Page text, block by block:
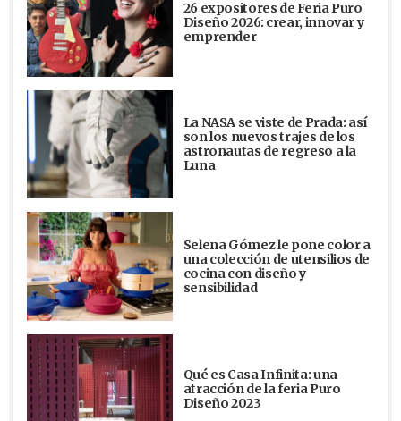
26 expositores de Feria Puro
Diseño 2026: crear, innovar y
emprender
La NASA se viste de Prada: así
son los nuevos trajes de los
astronautas de regreso a la
Luna
Selena Gómez le pone color a
una colección de utensilios de
cocina con diseño y
sensibilidad
Qué es Casa Infinita: una
atracción de la feria Puro
Diseño 2023